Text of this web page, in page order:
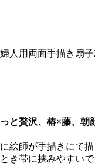
人用両面手描き扇
と贅沢、椿×藤、朝
絵師が手描きにて
帯に挟みやすいで